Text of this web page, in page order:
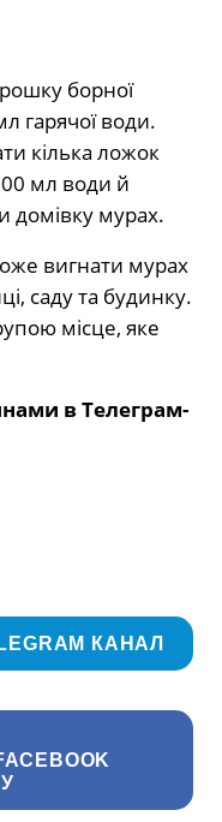
борної
гарячої води.
кілька ложок
мл води й
мурах.
вигнати мурах
саду та будинку.
місце, яке
в Телеграм-
КАНАЛ